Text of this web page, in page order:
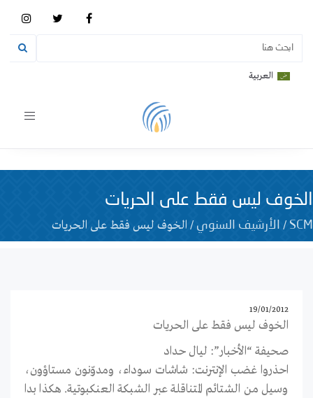
العربية
Toggle
الخوف ليس فقط على الحريات
SCM
/ الأرشيف السنوي / الخوف ليس فقط على الحريات
19/01/2012
الخوف ليس فقط على الحريات
صحيفة “الأخبار”: ليال حداد
احذروا غضب الإنترنت: شاشات سوداء، ومدوّنون مستاؤون،
وسيل من الشتائم المتناقلة عبر الشبكة العنكبوتية. هكذا بدا